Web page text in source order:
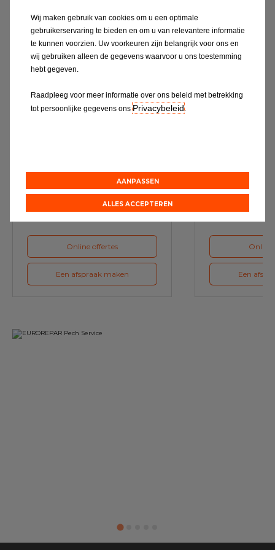
Ontdek alles
Maak bij ons een afspraak voor
het volgende onderhoud van uw
Online offertes
Een afspraak maken
ons een
Online
Een
Wij maken gebruik van cookies om u een optimale
gebruikerservaring te bieden en om u van relevantere informatie
te kunnen voorzien. Uw voorkeuren zijn belangrijk voor ons en
wij gebruiken alleen de gegevens waarvoor u ons toestemming
hebt gegeven.
Raadpleeg voor meer informatie over ons beleid met betrekking
tot persoonlijke gegevens onsPrivacybeleid.
AANPASSEN
ALLES ACCEPTEREN